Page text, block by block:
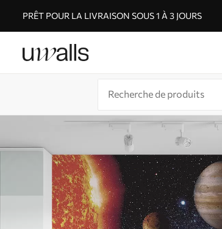
PRÊT POUR LA LIVRAISON SOUS 1 À 3 JOURS